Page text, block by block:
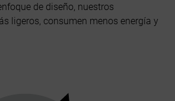
de diseño, nuestros
ligeros, consumen menos energía y